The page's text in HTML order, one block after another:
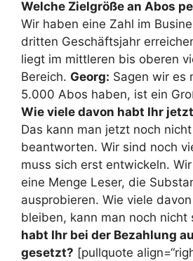
Welche Zielgröße an Abos
Wir haben eine Zahl im
dritten Geschäftsjahr
liegt im mittleren bis oberen
Bereich. Georg: Sagen wir es
5.000 Abos haben, ist ein
Wie viele davon habt Ihr
Das kann man jetzt noch
beantworten. Wir sind noch
muss sich erst entwickeln.
eine Menge Leser, die
ausprobieren. Wie viele
bleiben, kann man noch nicht
habt Ihr bei der Bezahlung
gesetzt? [pullquote